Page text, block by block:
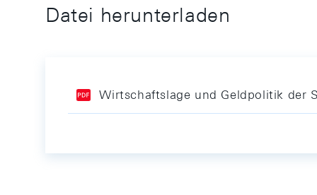
Datei herunterladen
Wirtschaftslage und Geldpolitik der